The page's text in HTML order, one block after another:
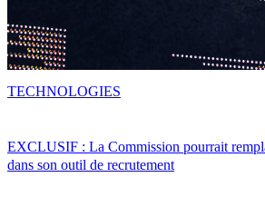
EXCLUSIF : La Commission pourrait
dans son outil de recrutement
TECHNOLOGIES